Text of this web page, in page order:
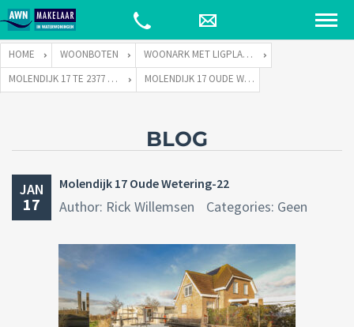
HOME WOONBOTEN
WOONARK MET LIGPLAATS
MOLENDIJK 17 TE 2377 VD OUDE WETERING
MOLENDIJK 17 OUDE WETERING-22
BLOG
JAN
17
Molendijk 17 Oude Wetering-22
Author: Rick Willemsen Categories: Geen